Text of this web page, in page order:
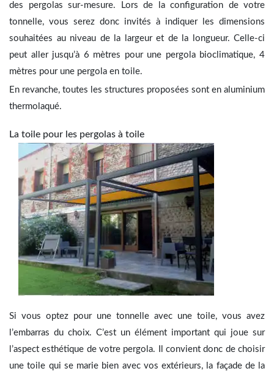
des pergolas sur-mesure. Lors de la configuration de votre
tonnelle, vous serez donc invités à indiquer les dimensions
souhaitées au niveau de la largeur et de la longueur. Celle-ci
peut aller jusqu’à 6 mètres pour une pergola bioclimatique, 4
mètres pour une pergola en toile.
En revanche, toutes les structures proposées sont en aluminium
thermolaqué.
La toile pour les pergolas à toile
Si vous optez pour une tonnelle avec une toile, vous avez
l’embarras du choix. C’est un élément important qui joue sur
l’aspect esthétique de votre pergola. Il convient donc de choisir
une toile qui se marie bien avec vos extérieurs, la façade de la